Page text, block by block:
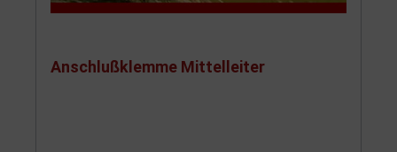
Anschlußklemme Mittelleiter